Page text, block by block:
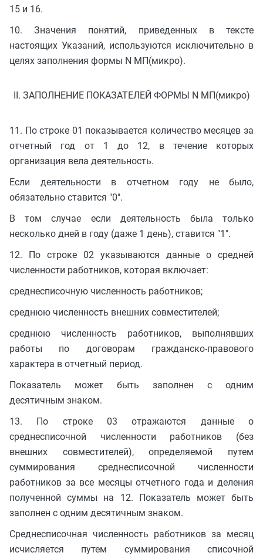
15 и 16.
10. Значения понятий, приведенных в тексте
настоящих Указаний, используются исключительно в
целях заполнения формы N МП(микро).
II. ЗАПОЛНЕНИЕ ПОКАЗАТЕЛЕЙ ФОРМЫ N МП(микро)
11. По строке 01 показывается количество месяцев за
отчетный год от 1 до 12, в течение которых
организация вела деятельность.
Если деятельности в отчетном году не было,
обязательно ставится "0".
В том случае если деятельность была только
несколько дней в году (даже 1 день), ставится "1".
12. По строке 02 указываются данные о средней
численности работников, которая включает:
среднесписочную численность работников;
среднюю численность внешних совместителей;
среднюю численность работников, выполнявших
работы по договорам гражданско-правового
характера в отчетный период.
Показатель может быть заполнен с одним
десятичным знаком.
13. По строке 03 отражаются данные о
среднесписочной численности работников (без
внешних совместителей), определяемой путем
суммирования среднесписочной численности
работников за все месяцы отчетного года и деления
полученной суммы на 12. Показатель может быть
заполнен с одним десятичным знаком.
Среднесписочная численность работников за месяц
исчисляется путем суммирования списочной